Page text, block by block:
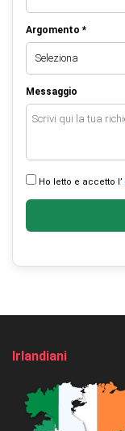
Argomento *
Messaggio
Ho letto e accetto l’
Irlandiani